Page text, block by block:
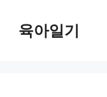
육아일기